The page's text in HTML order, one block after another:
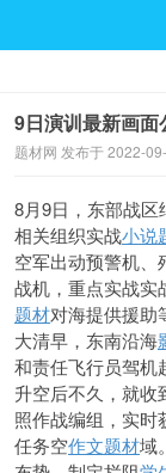
9日演训最新画
题材网 发布于 2022-
8月9日，东部战区
相关组织实战小说
空军出动预警机、
战机，重点实战实
题材对海提供援助
大清早，东南沿海
和责任飞行员驾机
升空后不久，就收
照作战编组，实时
任务空作文题材域